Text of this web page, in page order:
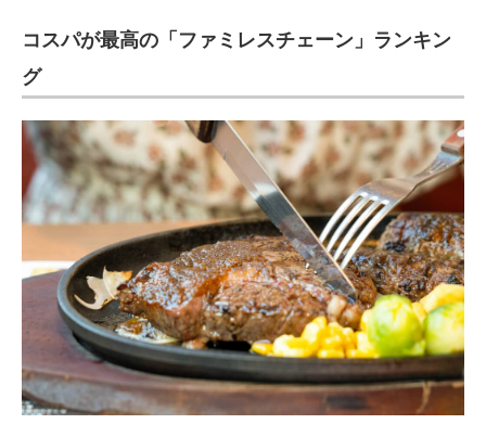
コスパが最高の「ファミレスチェーン」ランキン
グ